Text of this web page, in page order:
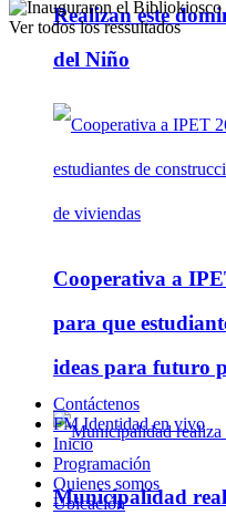
Realizan este
del Niño
Cooperativa a
para que
ideas para futuro
Municipalidad
Ver todos los ressultados
Contáctenos
FM Identidad en vivo
Inicio
Programación
Quienes somos
Ubicación